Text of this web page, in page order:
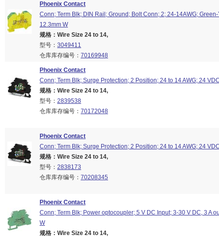
Phoenix Contact
Conn; Term Blk; DIN Rail; Ground; Bolt Conn; 2; 24-14AWG;
12.3mm W
规格：Wire Size 24 to 14,
型号： 3049411
仓库库存编号： 70169948
Phoenix Contact
Conn; Term Blk; Surge Protection; 2 Position; 24 to 14 AWG; 24
规格：Wire Size 24 to 14,
型号： 2839538
仓库库存编号： 70172048
Phoenix Contact
Conn; Term Blk; Surge Protection; 2 Position; 24 to 14 AWG; 24
规格：Wire Size 24 to 14,
型号： 2838173
仓库库存编号： 70208345
Phoenix Contact
Conn; Term Blk; Power optocoupler; 5 V DC Input; 3-30 V DC, 3 A
W
规格：Wire Size 24 to 14,